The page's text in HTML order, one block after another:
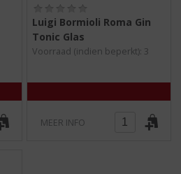
0
,
/
Luigi Bormioli Roma Gin
Tonic Glas
Voorraad (indien beperkt): 3
MEER INFO